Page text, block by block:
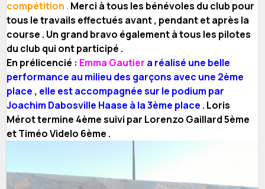
compétition . Merci à tous les bénévoles du club pour
tous le travails effectués avant , pendant et après la
course . Un grand bravo également à tous les pilotes
du club qui ont participé .
En prélicencié : Emma Gautier a réalisé une belle
performance au milieu des garçons avec une 2ème
place , elle est accompagnée sur le podium par
Joachim Dabosville Haase à la 3ème place . Loris
Mérot termine 4ème suivi par Lorenzo Gaillard 5ème
et Timéo Videlo 6ème .